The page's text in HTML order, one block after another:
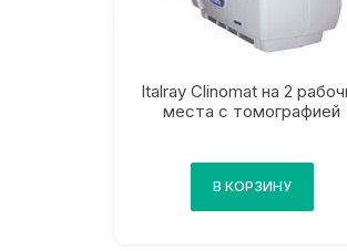
Italray Clinomat на 2
места с томографией
В КОРЗИНУ